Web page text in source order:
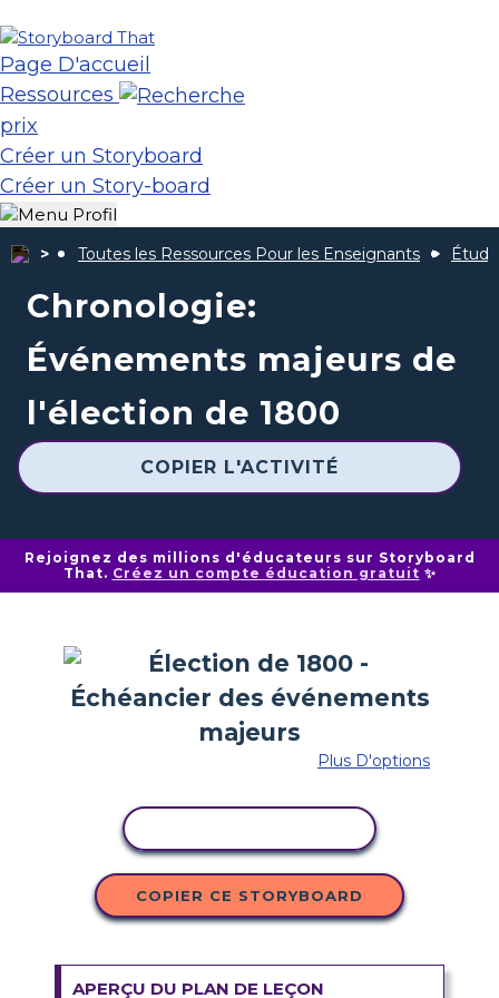
Page D'accueil
Ressources
prix
Créer un Storyboard
Créer un Story-board
Toutes les Ressources Pour les Enseignants
Chronologie:
Événements majeurs de
l'élection de 1800
COPIER L'ACTIVITÉ
Rejoignez des millions d'éducateurs sur Storyboard
That. Créez un compte éducation gratuit ✨
Plus D'options
COPIER CE STORYBOARD
APERÇU DU PLAN DE LEÇON